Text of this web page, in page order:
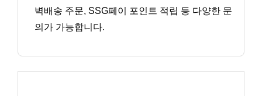
벽배송 주문, SSG페이 포인트 적립 등 다양한 문
의가 가능합니다.